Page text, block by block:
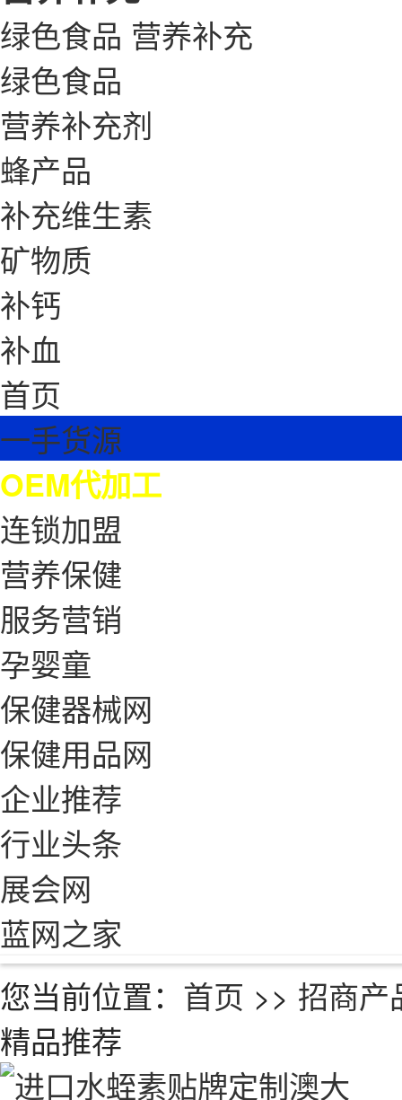
绿色食品 营养补充
绿色食品
营养补充剂
蜂产品
补充维生素
矿物质
补钙
补血
首页
一手货源
OEM代加工
连锁加盟
营养保健
服务营销
孕婴童
保健器械网
保健用品网
企业推荐
行业头条
展会网
蓝网之家
您当前位置： 首页 >> 招商产
精品推荐